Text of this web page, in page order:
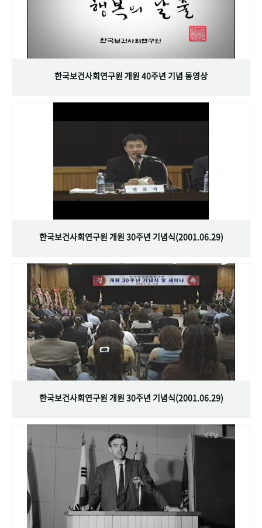
한국보건사회연구원 개원 40주년 기념 동영상
한국보건사회연구원 개원 30주년 기념식(2001.06.29)
한국보건사회연구원 개원 30주년 기념식(2001.06.29)